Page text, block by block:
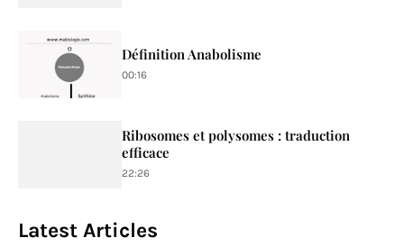
Définition Anabolisme
00:16
Ribosomes et polysomes : traduction
efficace
22:26
Latest Articles